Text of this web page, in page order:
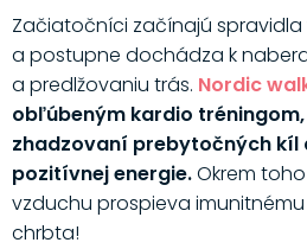
Začiatočníci začínajú
a postupne dochádza k
a predlžovaniu trás. Nordic
obľúbeným kardio
zhadzovaní prebytočných kíl
pozitívnej energie.Okrem
vzduchu prospieva
chrbta!